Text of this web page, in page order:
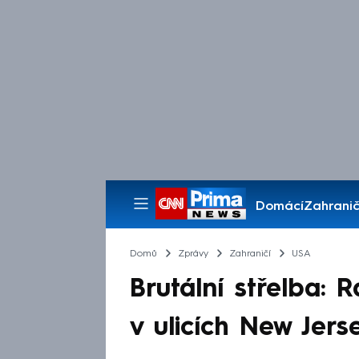
Domácí
Pořady
Domů Zprávy Zahraničí USA
Brutální střelba:
v ulicích New